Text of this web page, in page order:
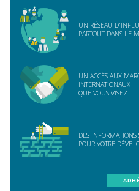
UN RÉSEAU
PARTOUT DANS LE
UN ACCÈS AUX
INTERNATIONAUX
QUE VOUS VISEZ
DES INFORMATIONS
POUR VOTRE